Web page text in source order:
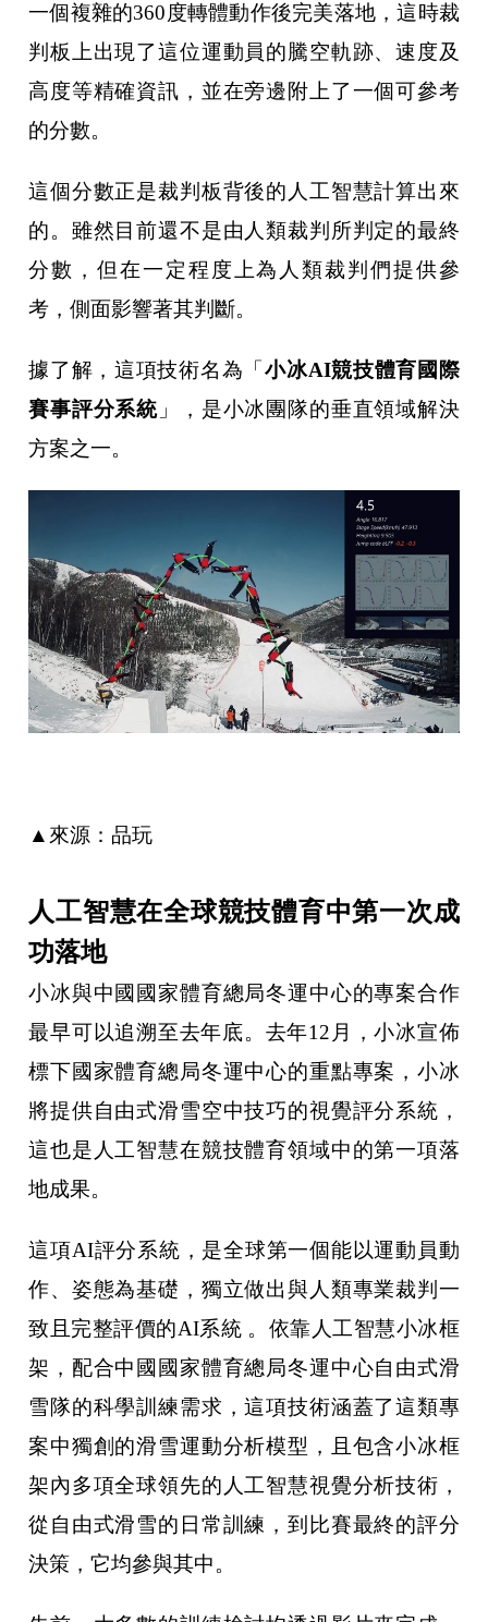
一個複雜的360度轉體動作後完美落地，這時裁
判板上出現了這位運動員的騰空軌跡、速度及
高度等精確資訊，並在旁邊附上了一個可參考
的分數。
這個分數正是裁判板背後的人工智慧計算出來
的。雖然目前還不是由人類裁判所判定的最終
分數，但在一定程度上為人類裁判們提供參
考，側面影響著其判斷。
據了解，這項技術名為「小冰AI競技體育國際
賽事評分系統 」，是小冰團隊的垂直領域解決
方案之一。
▲來源：品玩
人工智慧在全球競技體育中第一次成
功落地
小冰與中國國家體育總局冬運中心的專案合作
最早可以追溯至去年底。去年12月，小冰宣佈
標下國家體育總局冬運中心的重點專案，小冰
將提供自由式滑雪空中技巧的視覺評分系統，
這也是人工智慧在競技體育領域中的第一項落
地成果。
這項AI評分系統，是全球第一個能以運動員動
作、姿態為基礎，獨立做出與人類專業裁判一
致且完整評價的AI系統 。依靠人工智慧小冰框
架，配合中國國家體育總局冬運中心自由式滑
雪隊的科學訓練需求，這項技術涵蓋了這類專
案中獨創的滑雪運動分析模型，且包含小冰框
架內多項全球領先的人工智慧視覺分析技術，
從自由式滑雪的日常訓練，到比賽最終的評分
決策，它均參與其中。